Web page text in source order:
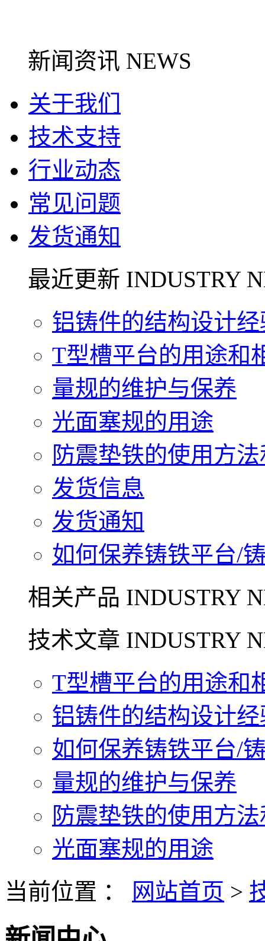
新闻资讯 NEWS
关于我们
技术支持
行业动态
常见问题
发货通知
最近更新 INDUSTRY
铝铸件的结构设计经
T型槽平台的用途和
量规的维护与保养
光面塞规的用途
防震垫铁的使用方
发货信息
发货通知
如何保养铸铁平台/
相关产品 INDUSTRY
技术文章 INDUSTRY
T型槽平台的用途和
铝铸件的结构设计经
如何保养铸铁平台/
量规的维护与保养
防震垫铁的使用方
光面塞规的用途
当前位置 ：
网站首页 >